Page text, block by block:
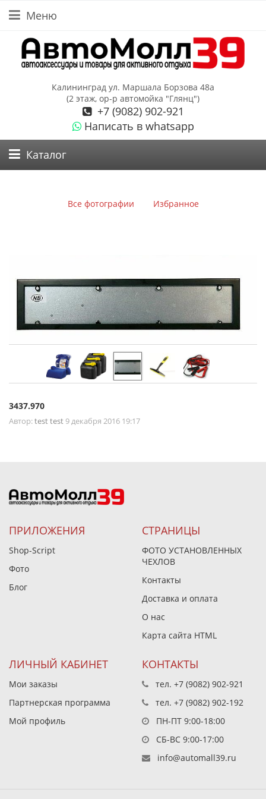
Меню
Калининград ул. Маршала Борзова 48а
(2 этаж, ор-р автомойка "Глянц")
+7 (9082) 902-921
Написать в whatsapp
Каталог
Все фотографии Избранное
3437.970
Автор:test test 9 декабря 2016 19:17
ПРИЛОЖЕНИЯ
Shop-Script
Фото
Блог
СТРАНИЦЫ
ФОТО УСТАНОВЛЕННЫХ
ЧЕХЛОВ
Контакты
Доставка и оплата
О нас
Карта сайта HTML
ЛИЧНЫЙ КАБИНЕТ
Мои заказы
Партнерская программа
Мой профиль
КОНТАКТЫ
тел. +7 (9082) 902-921
тел. +7 (9082) 902-192
ПН-ПТ 9:00-18:00
СБ-ВС 9:00-17:00
info@automall39.ru